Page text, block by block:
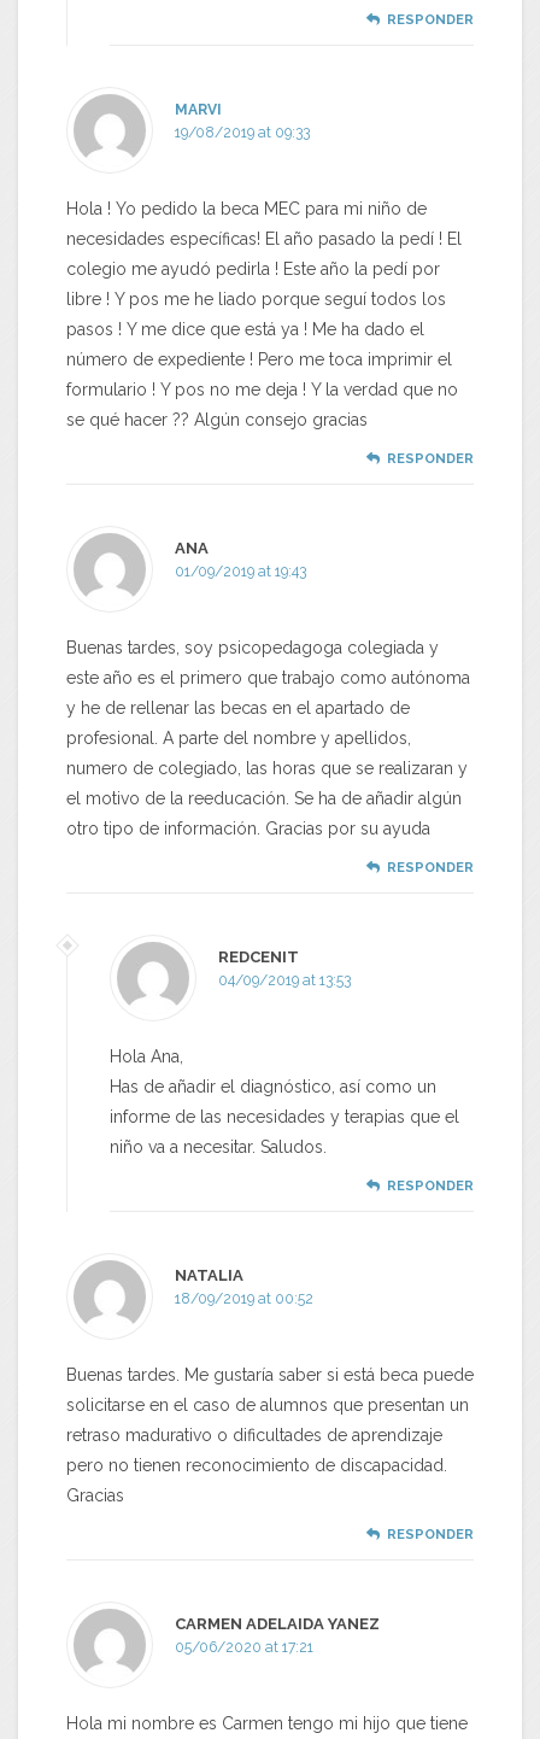
RESPONDER
MARVI
19/08/2019 at 09:33
Hola ! Yo pedido la beca MEC para mi niño de
necesidades específicas! El año pasado la pedí ! El
colegio me ayudó pedirla ! Este año la pedí por
libre ! Y pos me he liado porque seguí todos los
pasos ! Y me dice que está ya ! Me ha dado el
número de expediente ! Pero me toca imprimir el
formulario ! Y pos no me deja ! Y la verdad que no
se qué hacer ?? Algún consejo gracias
RESPONDER
ANA
01/09/2019 at 19:43
Buenas tardes, soy psicopedagoga colegiada y
este año es el primero que trabajo como autónoma
y he de rellenar las becas en el apartado de
profesional. A parte del nombre y apellidos,
numero de colegiado, las horas que se realizaran y
el motivo de la reeducación. Se ha de añadir algún
otro tipo de información. Gracias por su ayuda
RESPONDER
REDCENIT
04/09/2019 at 13:53
Hola Ana,
Has de añadir el diagnóstico, así como un
informe de las necesidades y terapias que el
niño va a necesitar. Saludos.
RESPONDER
NATALIA
18/09/2019 at 00:52
Buenas tardes. Me gustaría saber si está beca puede
solicitarse en el caso de alumnos que presentan un
retraso madurativo o dificultades de aprendizaje
pero no tienen reconocimiento de discapacidad.
Gracias
RESPONDER
CARMEN ADELAIDA YANEZ
05/06/2020 at 17:21
Hola mi nombre es Carmen tengo mi hijo que tiene